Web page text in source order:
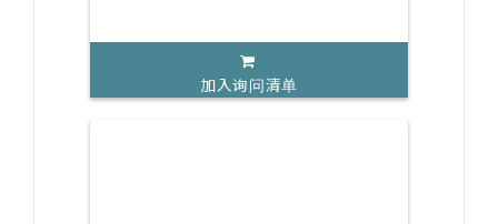
加入询问清单